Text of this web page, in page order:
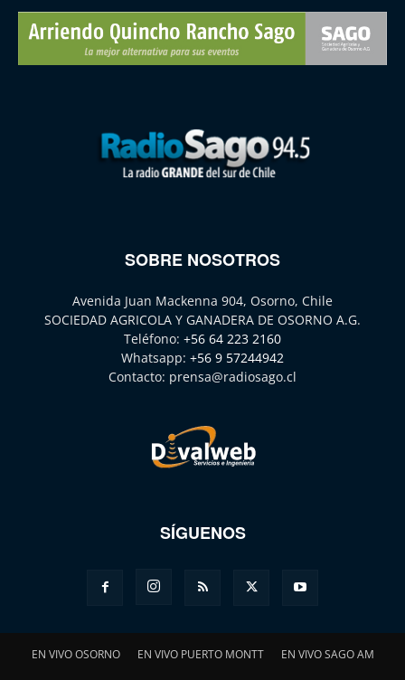
SOBRE NOSOTROS
Avenida Juan Mackenna 904, Osorno, Chile
SOCIEDAD AGRICOLA Y GANADERA DE OSORNO A.G.
Teléfono: +56 64 223 2160
Whatsapp: +56 9 57244942
Contacto: prensa@radiosago.cl
SÍGUENOS
EN VIVO OSORNO EN VIVO PUERTO MONTT EN VIVO SAGO AM